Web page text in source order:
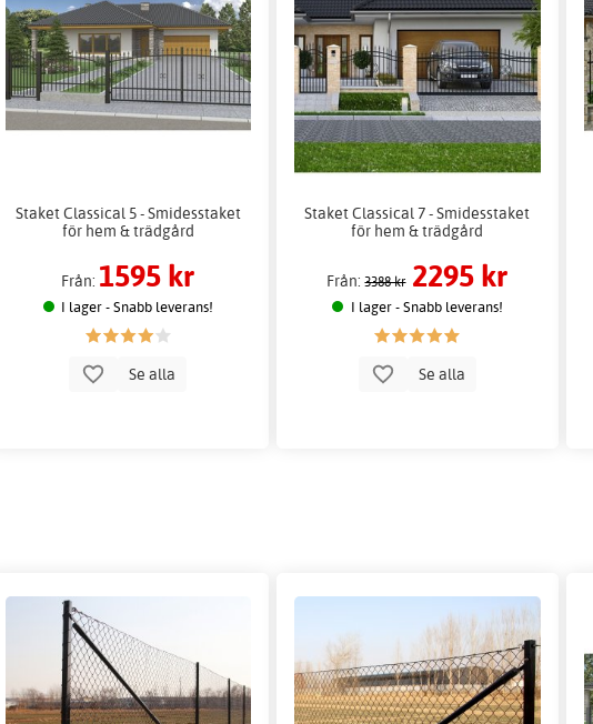
Staket Classical 5 - Smidesstaket
för hem & trädgård
Från: 1595 kr
I lager - Snabb leverans!
Se alla
Staket Classical 7 - Smidesstaket
för hem & trädgård
Från:3388 kr 2295 kr
I lager - Snabb leverans!
Se alla